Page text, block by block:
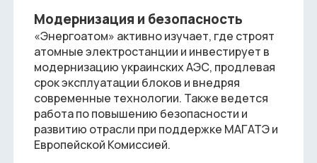
Модернизация и безопасность
«Энергоатом» активно изучает, где строят
атомные электростанции и инвестирует в
модернизацию украинских АЭС, продлевая
срок эксплуатации блоков и внедряя
современные технологии. Также ведется
работа по повышению безопасности и
развитию отрасли при поддержке МАГАТЭ и
Европейской Комиссией.